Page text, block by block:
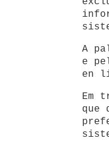
A
e
en
Em
que